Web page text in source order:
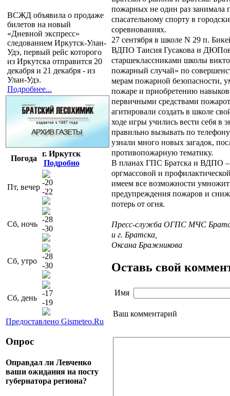
ВСЖД объявила о продаже
билетов на новый
«Дневной экспресс»
следованием Иркутск-Улан-
Удэ, первый рейс которого
из Иркутска отправится 20
декабря и 21 декабря - из
Улан-Удэ.
Подробнее...
Погода
г. Иркутск
Подробно
Пт, вечер
-20
-22
Сб, ночь
-28
-30
Сб, утро
-28
-30
Сб, день
-17
-19
Предоставлено Gismeteo.Ru
Опрос
Оправдал ли Левченко
ваши ожидания на посту
губернатора региона?
пожарных не один раз занимала
спасательному спорту в
соревнованиях.
27 сентября в школе N 29 п.
ВДПО Таисия Гусакова и
старшеклассниками школы
пожарный случай» по
мерам пожарной безопасности,
пожаре и приобретению
первичными средствами
агитировали создать в школе
ходе игры учились вести себя в
правильно вызывать по
узнали много новых загадок,
противопожарную тематику.
В планах ГПС Братска и ВДПО –
оргмассовой и
имеем все возможности
предупреждения пожаров и
потерь от огня.
Пресс-служба ОГПС МЧС
и г. Братска,
Оксана Бражникова
Оставь свой
Имя
Ваш комментарий